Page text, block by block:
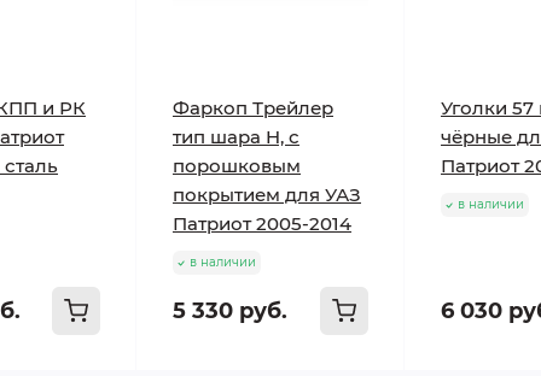
и РК
Фаркоп Трейлер
тип шара H, с
порошковым
покрытием для УАЗ
Патриот 2005-2014
в наличии
5 330 руб.
Уголки
чёрные
Патриот
в наличии
6 030